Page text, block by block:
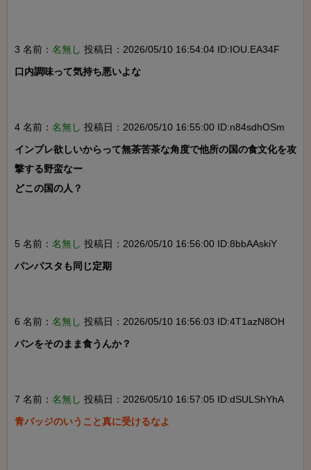
3 名前： 名無し 投稿日：2026/05/10 16:54:04 ID:IOU.EA34F
口内調味って気持ち悪いよな
4 名前： 名無し 投稿日：2026/05/10 16:55:00 ID:n84sdhOSm
インプレ欲しいからって無茶苦茶な角度で他所の国の食文化を攻
撃する野蛮なー
どこの国の人？
5 名前： 名無し 投稿日：2026/05/10 16:56:00 ID:8bbAAskiY
パンパスタも同じ定期
6 名前： 名無し 投稿日：2026/05/10 16:56:03 ID:4T1azN8OH
パンをそのまま食うんか？
7 名前： 名無し 投稿日：2026/05/10 16:57:05 ID:dSULShYhA
青バッジのいうこと真に受けるなよ